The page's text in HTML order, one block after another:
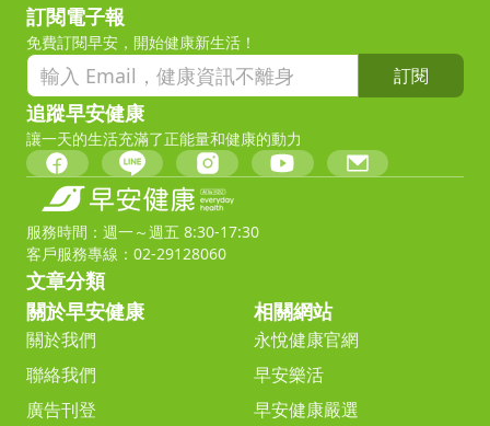
訂閱電子報
免費訂閱早安，開始健康新生活！
訂閱
追蹤早安健康
讓一天的生活充滿了正能量和健康的動力
服務時間：週一～週五 8:30-17:30
客戶服務專線：02-29128060
文章分類
關於早安健康
關於我們
聯絡我們
廣告刊登
相關網站
永悅健康官網
早安樂活
早安健康嚴選